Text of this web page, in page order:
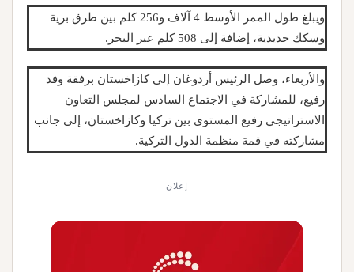
ويبلغ طول الممر الأوسط 4 آلاف و256 كلم بين طرق برية
وسكك حديدية، إضافة إلى 508 كلم عبر البحر.
والأربعاء، وصل الرئيس أردوغان إلى كازاخستان برفقة وفد
رفيع، للمشاركة في الاجتماع السادس لمجلس التعاون
الاستراتيجي رفيع المستوى بين تركيا وكازاخستان، إلى جانب
مشاركته في قمة منظمة الدول التركية.
إعلان